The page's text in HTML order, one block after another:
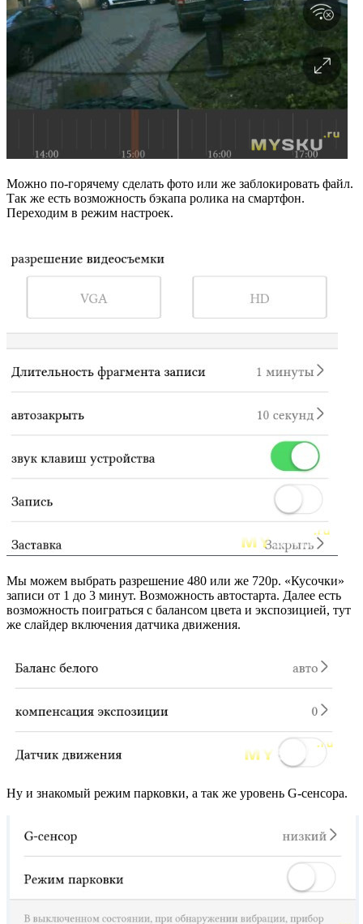
Можно по-горячему сделать фото или же заблокировать файл.
Так же есть возможность бэкапа ролика на смартфон.
Переходим в режим настроек.
Мы можем выбрать разрешение 480 или же 720p. «Кусочки»
записи от 1 до 3 минут. Возможность автостарта. Далее есть
возможность поиграться с балансом цвета и экспозицией, тут
же слайдер включения датчика движения.
Ну и знакомый режим парковки, а так же уровень G-сенсора.